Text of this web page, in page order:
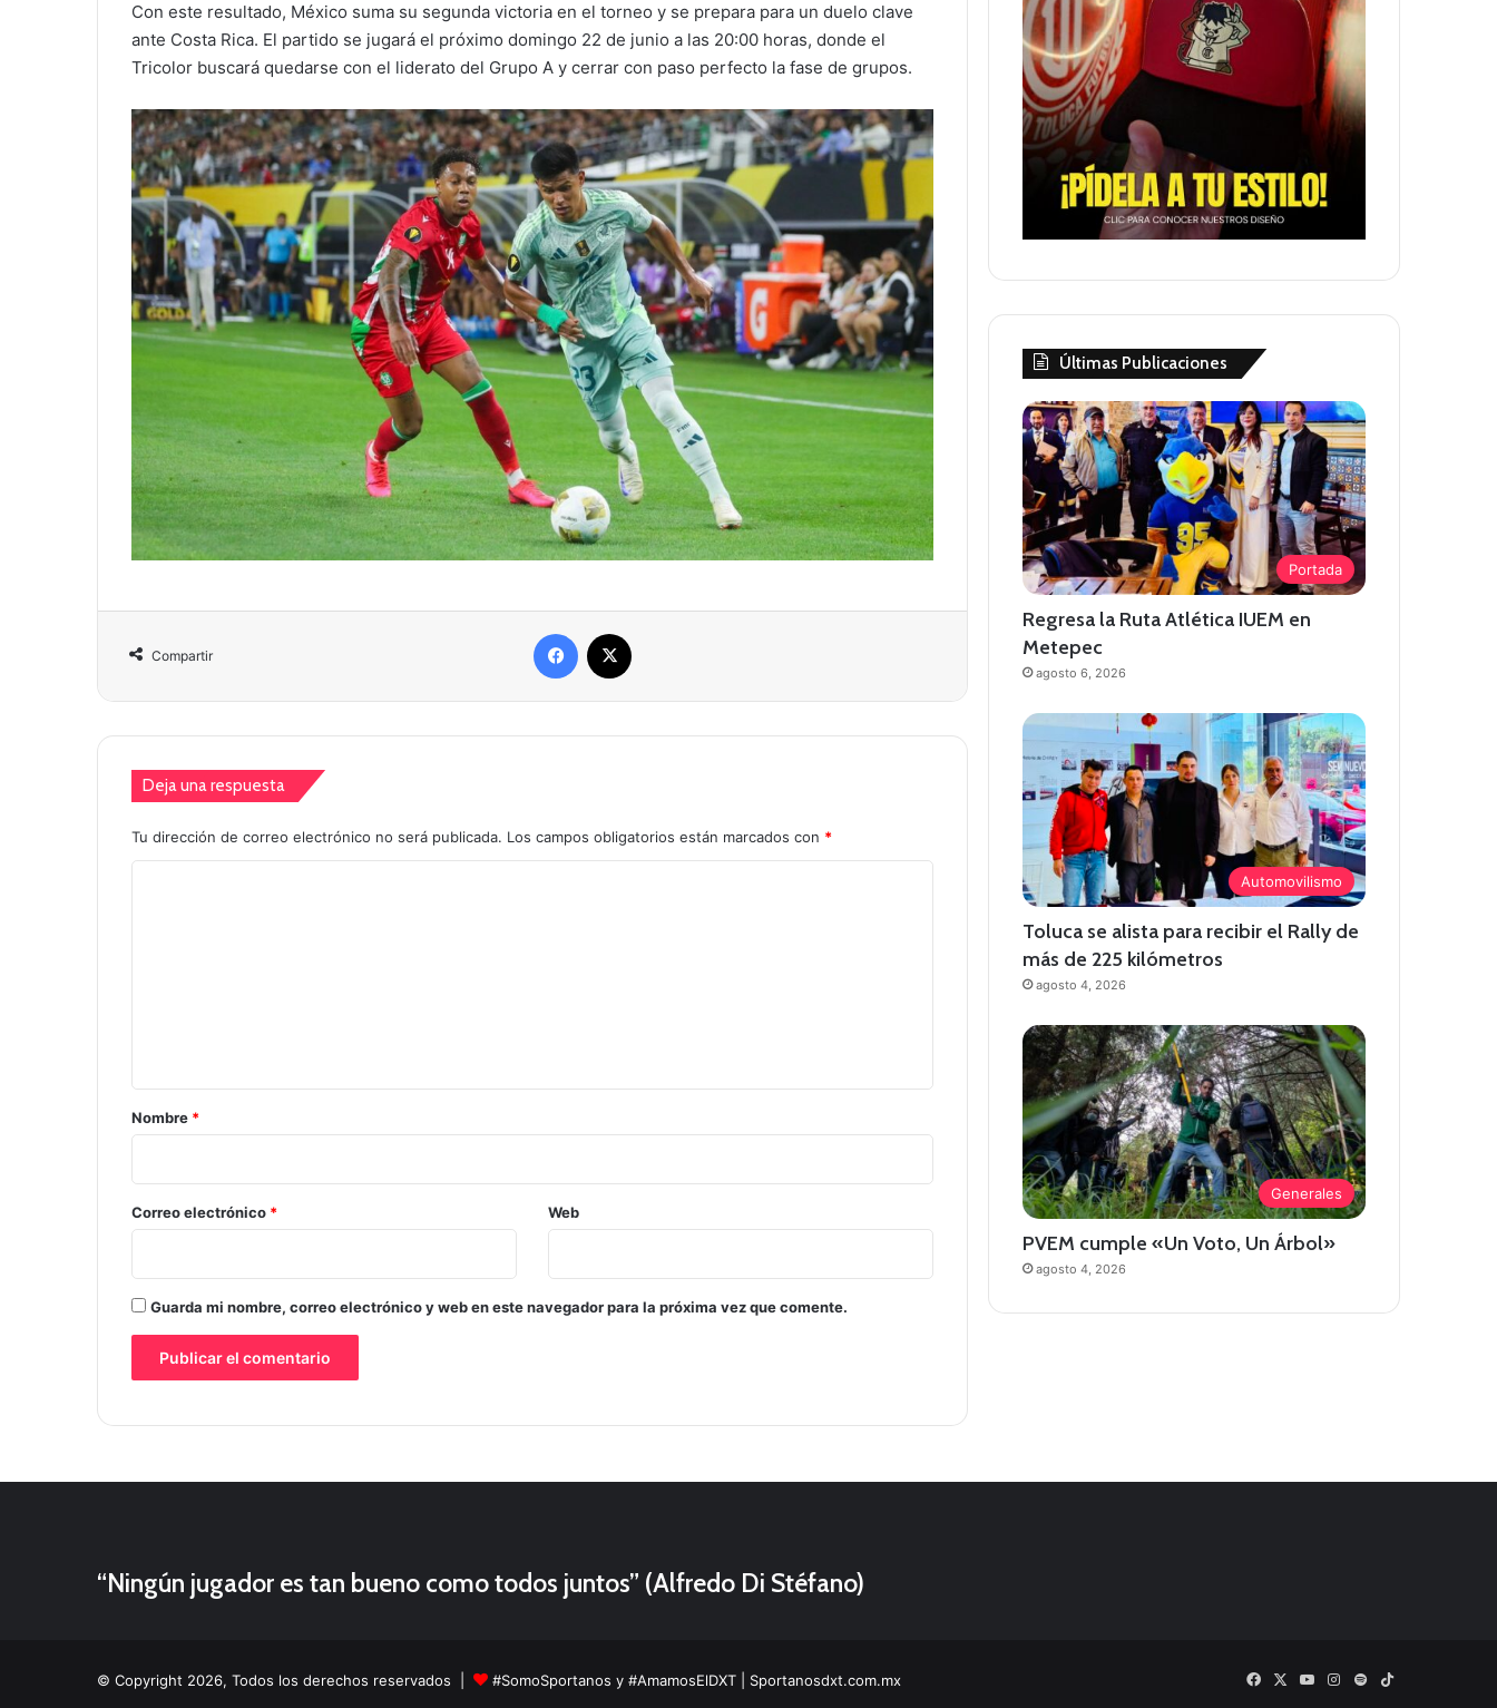
Con este resultado, México suma su segunda victoria en el torneo y se prepara para un duelo clave
ante Costa Rica. El partido se jugará el próximo domingo 22 de junio a las 20:00 horas, donde el
Tricolor buscará quedarse con el liderato del Grupo A y cerrar con paso perfecto la fase de grupos.
Compartir
Facebook
Deja una respuesta
Tu dirección de correo electrónico no será publicada. Los campos obligatorios están marcados con *
r
o
*
Nombre *
Correo electrónico * Web
Guarda mi nombre, correo electrónico y web en este navegador para la próxima vez que comente.
Últimas Publicaciones
Portada
Regresa la Ruta Atlética IUEM en
Metepec
agosto 6, 2026
Automovilismo
Toluca se alista para recibir el Rally de
más de 225 kilómetros
agosto 4, 2026
Generales
PVEM cumple «Un Voto, Un Árbol»
agosto 4, 2026
“Ningún jugador es tan bueno como todos juntos” (Alfredo Di Stéfano)
© Copyright 2026, Todos los derechos reservados | #SomoSportanos y #AmamosElDXT | Sportanosdxt.com.mx Facebook
X YouTubeInstagram
SpotifyTikTok